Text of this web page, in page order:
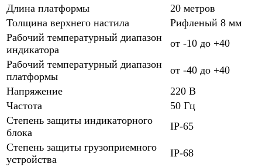
Длина платформы
20 метров
Толщина верхнего настила
Рифленый 8 мм
Рабочий температурный диапазон
индикатора
от -10 до +40
Рабочий температурный диапазон
платформы
от -40 до +40
Напряжение
220 В
Частота
50 Гц
Степень защиты индикаторного
блока
IP-65
Степень защиты грузоприемного
устройства
IP-68